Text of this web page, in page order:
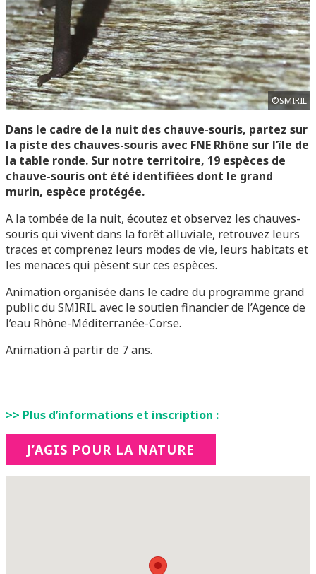
©SMIRIL
Dans le cadre de la nuit des chauve-souris, partez sur
la piste des chauves-souris avec FNE Rhône sur l’île de
la table ronde. Sur notre territoire, 19 espèces de
chauve-souris ont été identifiées dont le grand
murin, espèce protégée.
A la tombée de la nuit, écoutez et observez les chauves-
souris qui vivent dans la forêt alluviale, retrouvez leurs
traces et comprenez leurs modes de vie, leurs habitats et
les menaces qui pèsent sur ces espèces.
Animation organisée dans le cadre du programme grand
public du SMIRIL avec le soutien financier de l’Agence de
l’eau Rhône-Méditerranée-Corse.
Animation à partir de 7 ans.
>> Plus d’informations et inscription :
J’AGIS POUR LA NATURE